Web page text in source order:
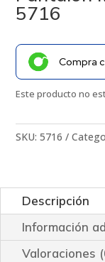
5716
Compra
Este producto no
SKU:5716
Descripción
Información
Valoraciones